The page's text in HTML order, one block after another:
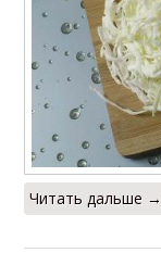
Читать дальше →